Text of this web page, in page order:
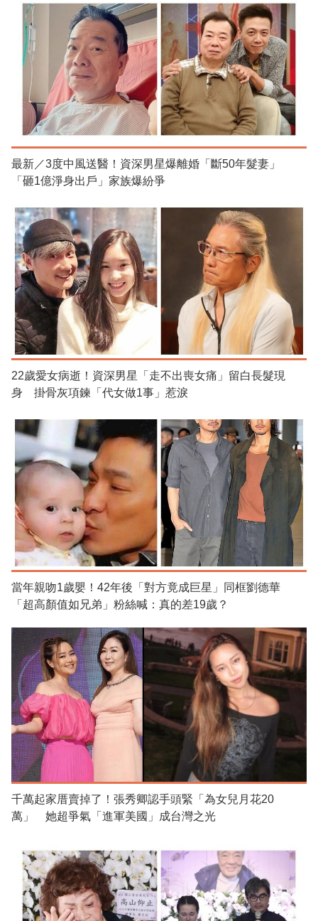
最新／3度中風送醫！資深男星爆離婚「斷50年髮妻」
「砸1億淨身出戶」家族爆紛爭
22歲愛女病逝！資深男星「走不出喪女痛」留白長髮現
身 掛骨灰項鍊「代女做1事」惹淚
當年親吻1歲嬰！42年後「對方竟成巨星」同框劉德華
「超高顏值如兄弟」粉絲喊：真的差19歲？
千萬起家厝賣掉了！張秀卿認手頭緊「為女兒月花20
萬」 她超爭氣「進軍美國」成台灣之光